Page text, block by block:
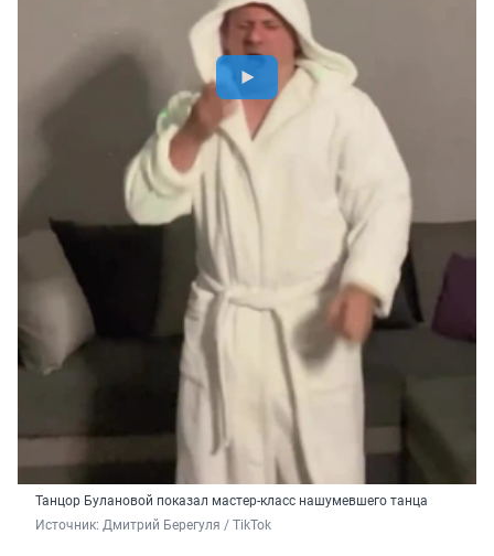
Танцор Булановой показал мастер-класс нашумевшего танца
Источник: Дмитрий Берегуля / TikTok